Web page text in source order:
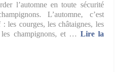
l’automne en toute sécurité
L’automne, c’est
les courges, les châtaignes, les
champignons, et … Lire la